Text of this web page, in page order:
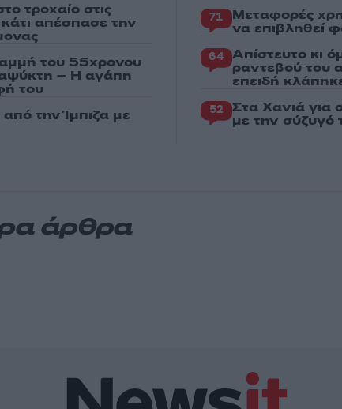
τροχαίο στις
απέσπασε την
του 55χρονου
– Η αγάπη
του
την Ίμπιζα με
71 Μεταφορές
να επιβληθεί
64 Απίστευτο κι
ραντεβού του
επειδή
52 Στα Χανιά για
με την σύζυγό
άρθρα